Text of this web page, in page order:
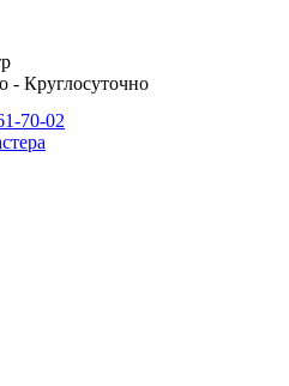
- Круглосуточно
70-02